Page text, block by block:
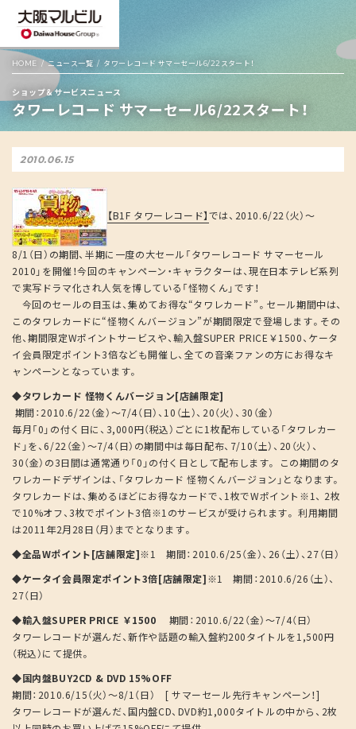
HOME ニュース一覧 タワーレコード サマーセール6/22スタート！
ショップ＆サービスニュース
タワーレコード サマーセール6/22スタート！
2010.06.15
【B1F タワーレコード】では、2010.6/22（火）～
8/1（日）の期間、半期に一度の大セール「タワーレコード サマーセール
2010」を開催！今回のキャンペーン・キャラクターは、現在日本テレビ系列
で実写ドラマ化され人気を博している「怪物くん」です！
今回のセールの目玉は、集めてお得な“タワレカード”。セール期間中は、
このタワレカードに“怪物くんバージョン”が期間限定で登場します。その
他、期間限定Wポイントサービスや、輸入盤SUPER PRICE￥1500、ケータ
イ会員限定ポイント3倍なども開催し、全ての音楽ファンの方にお得なキ
ャンペーンとなっています。
◆タワレカード 怪物くんバージョン[店舗限定]
期間：2010.6/22（金）～7/4（日）、10（土）、20（火）、30（金）
毎月「0」の付く日に、3,000円（税込）ごとに1枚配布している「タワレカー
ド」を、6/22（金）～7/4（日）の期間中は毎日配布、7/10（土）、20（火）、
30（金）の3日間は通常通り「0」の付く日として配布します。 この期間のタ
ワレカードデザインは、「タワレカード 怪物くんバージョン」となります。
タワレカードは、集めるほどにお得なカードで、1枚でWポイント※1、 2枚
で10%オフ、3枚でポイント3倍※1のサービスが受けられます。 利用期間
は2011年2月28日（月）までとなります。
◆全品Wポイント[店舗限定]※1 期間：2010.6/25（金）、26（土）、27（日）
◆ケータイ会員限定ポイント3倍[店舗限定]※1 期間：2010.6/26（土）、
27（日）
◆輸入盤SUPER PRICE ￥1500 期間：2010.6/22（金）～7/4（日）
タワーレコードが選んだ、新作や話題の輸入盤約200タイトルを1,500円
（税込）にて提供。
◆国内盤BUY2CD & DVD 15%OFF
期間：2010.6/15（火）～8/1（日） [ サマーセール先行キャンペーン！]
タワーレコードが選んだ、国内盤CD、DVD約1,000タイトルの中から、2枚